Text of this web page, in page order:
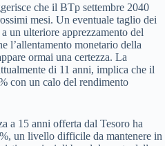
che il BTp settembre 2040
mesi. Un eventuale taglio dei
un ulteriore apprezzamento del
l’allentamento monetario della
ormai una certezza. La
di 11 anni, implica che il
con un calo del rendimento
a 15 anni offerta dal Tesoro ha
un livello difficile da mantenere in